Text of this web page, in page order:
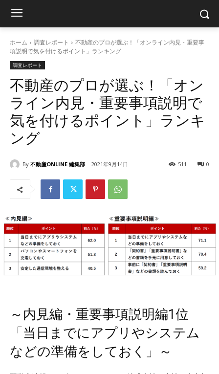
ホーム 調査レポート
不動産のプロが選ぶ！「オンライン内見・重要事
項説明で気を付けるポイント」ランキング
調査レポート
不動産のプロが選ぶ！「オン
ライン内見・重要事項説明で
気を付けるポイント」ランキ
ング
By 不動産ONLINE 編集部 2021年9月14日 0
511
～内見編・重要事項説明編1位
「当日までにアプリやシステム
などの準備をしておく」～